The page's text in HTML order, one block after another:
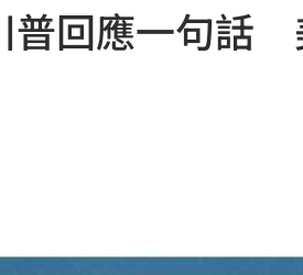
普回應一句話